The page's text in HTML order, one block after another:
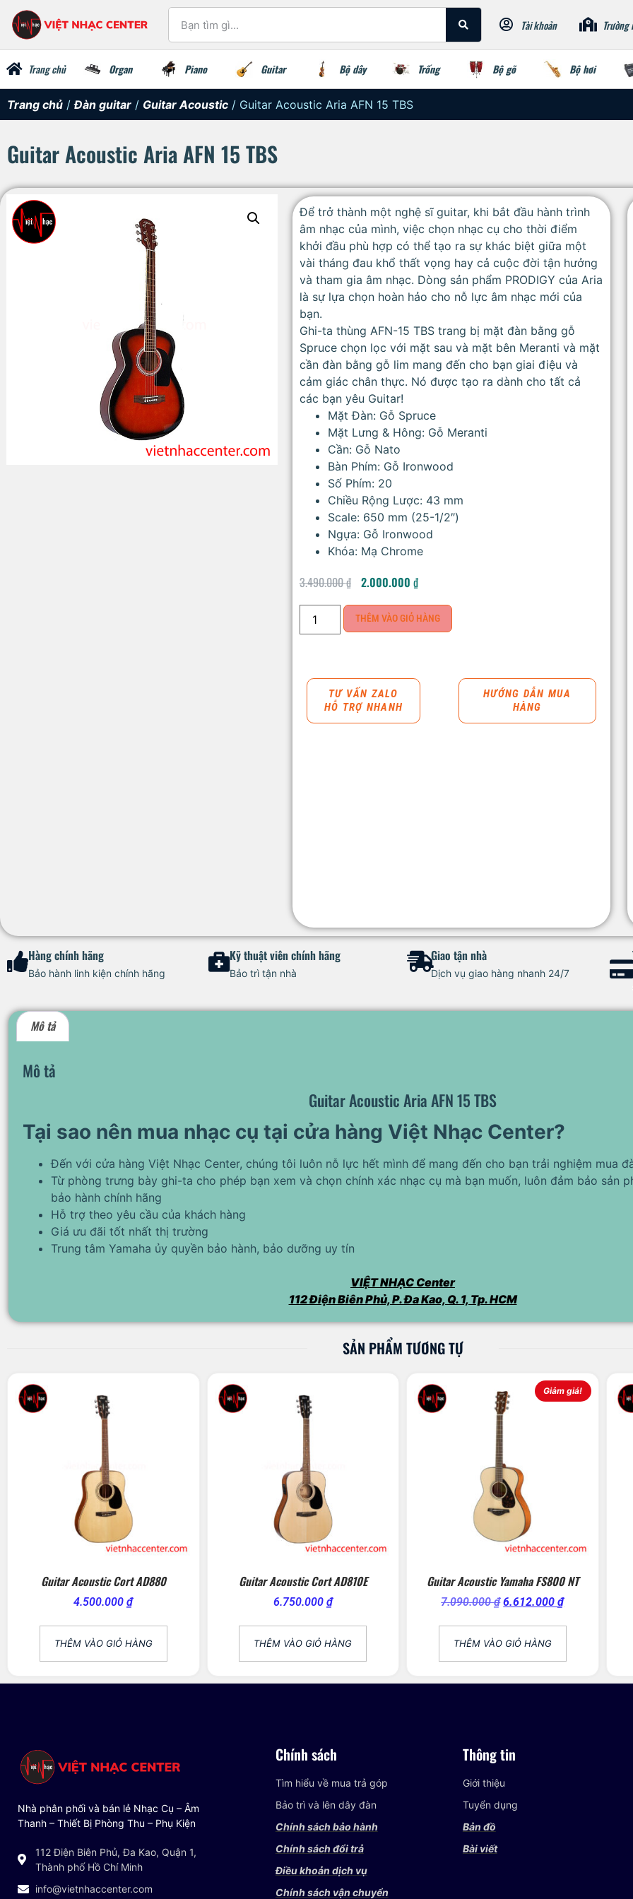
Tài khoản Trường
Trang chủ Organ Piano Guitar Bộ dây Trống Bộ gõ Bộ hơi
Trang chủ /Đàn guitar / Guitar Acoustic / Guitar Acoustic Aria AFN 15 TBS
Guitar Acoustic Aria AFN 15 TBS
Để trở thành một nghệ sĩ guitar, khi bắt đầu hành trình
âm nhạc của mình, việc chọn nhạc cụ cho thời điểm
khởi đầu phù hợp có thể tạo ra sự khác biệt giữa một
vài tháng đau khổ thất vọng hay cả cuộc đời tận hưởng
và tham gia âm nhạc. Dòng sản phẩm PRODIGY của Aria
là sự lựa chọn hoàn hảo cho nỗ lực âm nhạc mới của
bạn.
Ghi-ta thùng AFN-15 TBS trang bị mặt đàn bằng gỗ
Spruce chọn lọc với mặt sau và mặt bên Meranti và mặt
cần đàn bằng gỗ lim mang đến cho bạn giai điệu và
cảm giác chân thực. Nó được tạo ra dành cho tất cả
các bạn yêu Guitar!
Mặt Đàn: Gỗ Spruce
Mặt Lưng & Hông: Gỗ Meranti
Cần: Gỗ Nato
Bàn Phím: Gỗ Ironwood
Số Phím: 20
Chiều Rộng Lược: 43 mm
Scale: 650 mm (25-1/2″)
Ngựa: Gỗ Ironwood
Khóa: Mạ Chrome
3.490.000₫ 2.000.000 ₫
THÊM VÀO GIỎ HÀNG
TƯ VẤN ZALO
HỖ TRỢ NHANH
HƯỚNG DẪN MUA
HÀNG
Hàng chính hãng
Bảo hành linh kiện chính hãng
Kỹ thuật viên chính hãng
Bảo trì tận nhà
Giao tận nhà
Dịch vụ giao hàng nhanh 24/7
Mô tả
Mô tả
Guitar Acoustic Aria AFN 15 TBS
Tại sao nên mua nhạc cụ tại cửa hàng Việt Nhạc Center?
Đến với cửa hàng Việt Nhạc Center, chúng tôi luôn nỗ lực hết mình để mang đến cho bạn trải nghiệm mua
Từ phòng trưng bày ghi-ta cho phép bạn xem và chọn chính xác nhạc cụ mà bạn muốn, luôn đảm bảo sản
bảo hành chính hãng
Hỗ trợ theo yêu cầu của khách hàng
Giá ưu đãi tốt nhất thị trường
Trung tâm Yamaha ủy quyền bảo hành, bảo dưỡng uy tín
VIỆT NHẠC Center
112 Điện Biên Phủ, P. Đa Kao, Q. 1, Tp. HCM
SẢN PHẨM TƯƠNG TỰ
Guitar Acoustic Cort AD880
4.500.000₫
THÊM VÀO GIỎ HÀNG
Guitar Acoustic Cort AD810E
6.750.000 ₫
THÊM VÀO GIỎ HÀNG
Giảm giá!
Guitar Acoustic Yamaha FS800 NT
7.090.000₫ 6.612.000₫
THÊM VÀO GIỎ HÀNG
Nhà phân phối và bán lẻ Nhạc Cụ – Âm
Thanh – Thiết Bị Phòng Thu – Phụ Kiện
112 Điện Biên Phủ, Đa Kao, Quận 1,
Thành phố Hồ Chí Minh
info@vietnhaccenter.com
Chính sách
Tìm hiểu về mua trả góp
Bảo trì và lên dây đàn
Chính sách bảo hành
Chính sách đổi trả
Điều khoản dịch vụ
Chính sách vận chuyển
Thông tin
Giới thiệu
Tuyển dụng
Bản đồ
Bài viết